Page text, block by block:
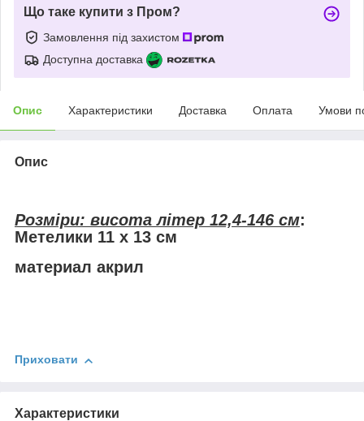
Що таке купити з Пром?
Замовлення під захистом
Доступна доставка
Опис Характеристики Доставка Оплата Умови
Опис
Розміри: висота літер 12,4-146 см:
Метелики 11 х 13 см
материал акрил
Приховати
Характеристики